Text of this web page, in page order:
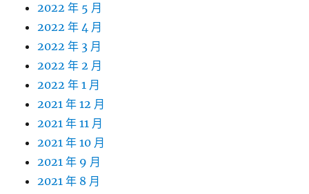
2022 年 5 月
2022 年 4 月
2022 年 3 月
2022 年 2 月
2022 年 1 月
2021 年 12 月
2021 年 11 月
2021 年 10 月
2021 年 9 月
2021 年 8 月